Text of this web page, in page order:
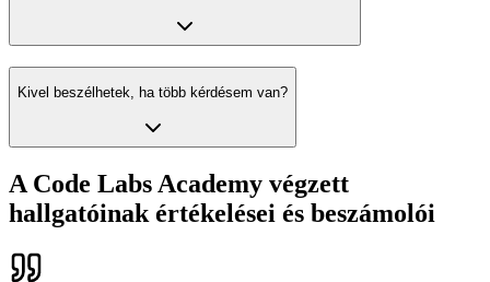
Kivel beszélhetek, ha több kérdésem van?
A Code Labs Academy végzett
hallgatóinak értékelései és beszámolói